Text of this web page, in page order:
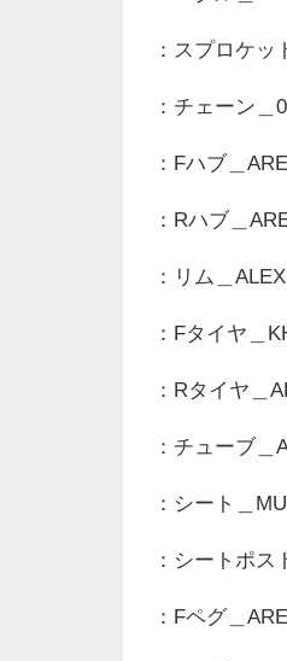
：スプロケッ
：チェーン＿
：Fハブ＿
：Rハブ＿
：リム＿
：Fタイヤ＿
：Rタイヤ＿
：チューブ＿
：シート＿
：シートポス
：Fペグ＿